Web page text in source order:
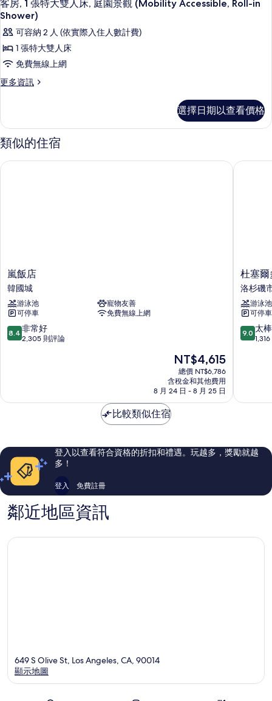
所
有
相
片
情
市
景
觀
(Hearing
Accessible)
的
相
片
室,
市
景
(Hearing
Accessible)
的
示
客
房,
1
特
雙
人
床,
庭
in
Shower)
的
所
有
客房, 1 張特大雙人床, 庭園景觀 (Mobility Accessible, Roll-in
Shower)
可容納 2 人 (依實際入住人數計費)
1 張特大雙人床
免費無線上網
更多資訊
更
1
張
特
雙
Roll-
Shower)
選擇日期以查看價格
類似的住宿
嵐
飯
店
韓
國
城
嵐飯店
韓國城
游泳池
寵物友善
可停車
免費無線上網
8.4
分，
常
評
論
8.4 非常好
2,305 則評論
現
在
價
格
為
NT$4,615
總價 NT$6,786
含稅金和其他費用
8 月 24 日 - 8 月 25 日
嵐飯店
杜
塞
爾
多
夫
凱
悅
杉
心
杜塞爾
洛杉磯
游泳池
可停車
9.0
分，
棒
評
論
9.0 太
杜塞爾
比較類似住宿
登入以查看符合資格的折扣和禮遇。玩越多，獎勵就越
多！
登入 免費註冊
鄰近地區資訊
649 S Olive St, Los Angeles, CA, 90014
顯示地圖